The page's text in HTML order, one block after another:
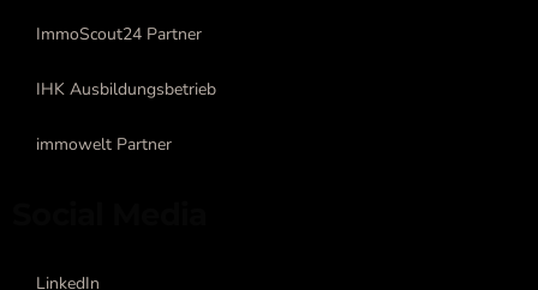
ImmoScout24 Partner
IHK Ausbildungsbetrieb
immowelt Partner
LinkedIn